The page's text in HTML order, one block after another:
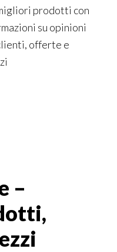
prodotti con
su opinioni
offerte e
–